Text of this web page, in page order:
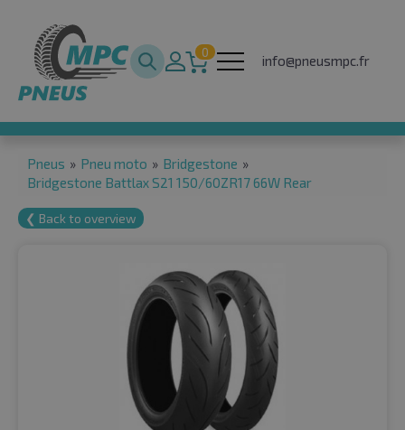
0
info@pneusmpc.fr
Pneus » Pneu moto » Bridgestone »
Bridgestone Battlax S21 150/60ZR17 66W Rear
❮ Back to overview